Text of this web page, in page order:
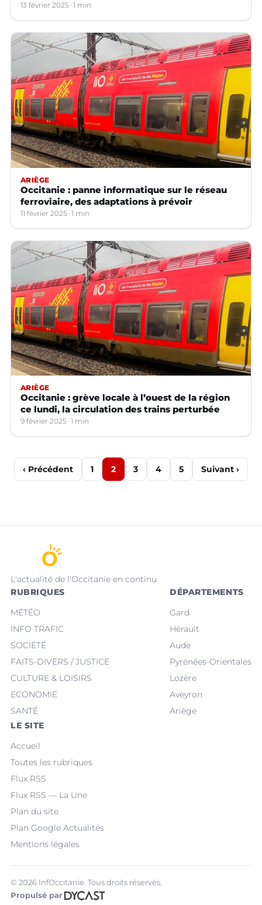
13 février 2025 1 min
ARIÈGE
Occitanie : panne informatique sur le réseau
ferroviaire, des adaptations à prévoir
11 février 2025 1 min
ARIÈGE
Occitanie : grève locale à l’ouest de la région
ce lundi, la circulation des trains perturbée
9 février 2025 1 min
‹ Précédent 1 2 3 4 5 Suivant ›
L'actualité de l'Occitanie en continu
RUBRIQUES
MÉTÉO
INFO TRAFIC
SOCIÉTÉ
FAITS-DIVERS / JUSTICE
CULTURE & LOISIRS
ECONOMIE
SANTÉ
DÉPARTEMENTS
Gard
Hérault
Aude
Pyrénées-Orientales
Lozère
Aveyron
Ariège
LE SITE
Accueil
Toutes les rubriques
Flux RSS
Flux RSS — La Une
Plan du site
Plan Google Actualités
Mentions légales
© 2026 InfOccitanie. Tous droits réservés.
Propulsé par